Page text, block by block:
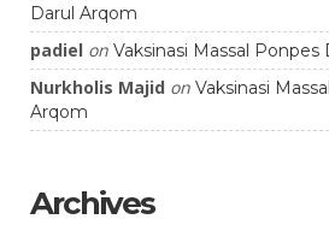
Darul Arqom
padiel on Vaksinasi Massal Ponpes
Nurkholis Majid on Vaksinasi
Arqom
Archives